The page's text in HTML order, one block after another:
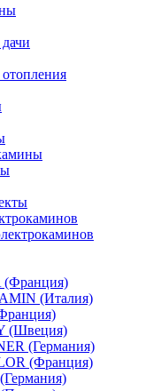
(Франция)
(Италия)
(Швеция)
(Германия)
(Франция)